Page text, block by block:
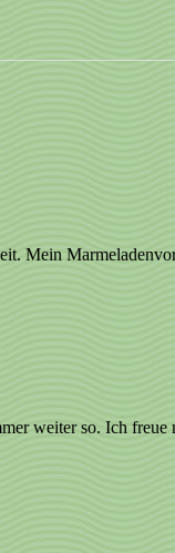
Mein
weiter so. Ich